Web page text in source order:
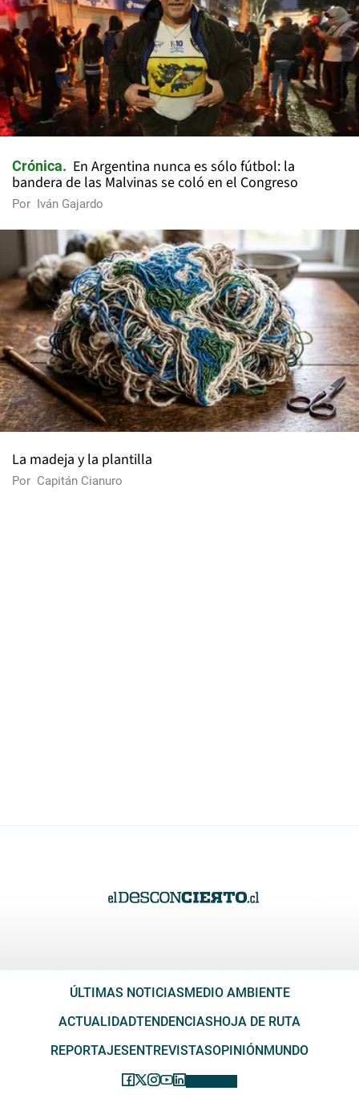
Crónica
En Argentina nunca es sólo fútbol: la
bandera de las Malvinas se coló en el Congreso
Por Iván Gajardo
La madeja y la plantilla
Por Capitán Cianuro
ÚLTIMAS NOTICIASMEDIO AMBIENTE
ACTUALIDADTENDENCIASHOJA DE RUTA
REPORTAJESENTREVISTASOPINIÓNMUNDO